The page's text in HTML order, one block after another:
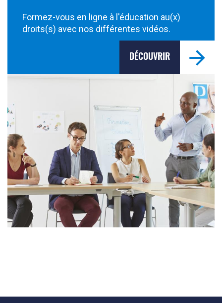
Formez-vous en ligne à l'éducation au(x)
droits(s) avec nos différentes vidéos.
DÉCOUVRIR